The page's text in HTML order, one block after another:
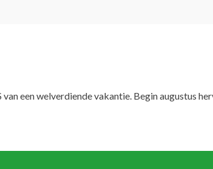
een welverdiende vakantie. Begin augustus